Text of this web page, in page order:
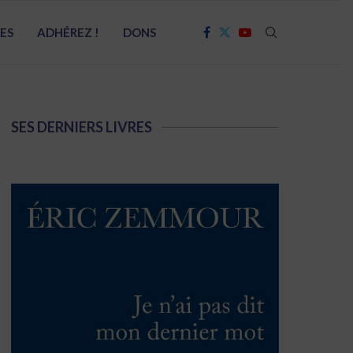
ADHÉREZ ! DONS
SES DERNIERS LIVRES